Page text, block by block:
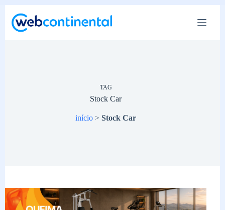
para
TAG
Stock Car
início >Stock Car